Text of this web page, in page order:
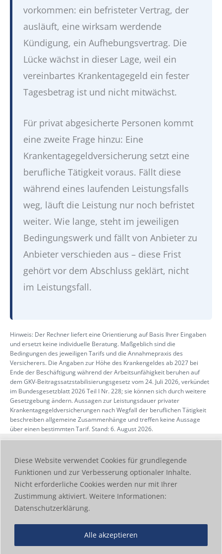
Diese Website verwendet Cookies für grundlegende
Funktionen und zur Verbesserung optionaler Inhalte.
Nicht erforderliche Cookies werden nur mit Ihrer
Zustimmung aktiviert. Weitere Informationen:
Datenschutzerklärung.
Alle akzeptieren
vorkommen: ein befristeter Vertrag, der
ausläuft, eine wirksam werdende
Kündigung, ein Aufhebungsvertrag. Die
Lücke wächst in dieser Lage, weil ein
vereinbartes Krankentagegeld ein fester
Tagesbetrag ist und nicht mitwächst.
Für privat abgesicherte Personen kommt
eine zweite Frage hinzu: Eine
Krankentagegeldversicherung setzt eine
berufliche Tätigkeit voraus. Fällt diese
während eines laufenden Leistungsfalls
weg, läuft die Leistung nur noch befristet
weiter. Wie lange, steht im jeweiligen
Bedingungswerk und fällt von Anbieter zu
Anbieter verschieden aus – diese Frist
gehört vor dem Abschluss geklärt, nicht
im Leistungsfall.
Hinweis: Der Rechner liefert eine Orientierung auf Basis Ihrer Eingaben
und ersetzt keine individuelle Beratung. Maßgeblich sind die
Bedingungen des jeweiligen Tarifs und die Annahmepraxis des
Versicherers. Die Angaben zur Höhe des Krankengeldes ab 2027 bei
Ende der Beschäftigung während der Arbeitsunfähigkeit beruhen auf
dem GKV-Beitragssatzstabilisierungsgesetz vom 24. Juli 2026, verkündet
im Bundesgesetzblatt 2026 Teil I Nr. 228; sie können sich durch weitere
Gesetzgebung ändern. Aussagen zur Leistungsdauer privater
Krankentagegeldversicherungen nach Wegfall der beruflichen Tätigkeit
beschreiben allgemeine Zusammenhänge und treffen keine Aussage
über einen bestimmten Tarif. Stand: 6. August 2026.